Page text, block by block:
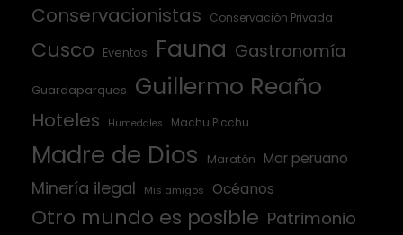
Conservacionistas Conservación Privada
Cusco Eventos Fauna Gastronomía
Guardaparques Guillermo Reaño
Hoteles Humedales Machu Picchu
Madre de Dios Maratón Mar peruano
Minería ilegal Mis amigos Océanos
Otro mundo es posible Patrimonio